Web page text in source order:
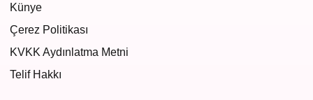
Künye
Çerez Politikası
KVKK Aydınlatma Metni
Telif Hakkı